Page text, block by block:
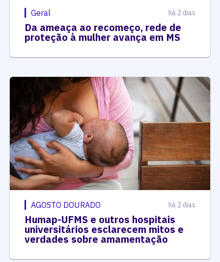
Geral há 2 dias
Da ameaça ao recomeço, rede de
proteção à mulher avança em MS
AGOSTO DOURADO há 2 dias
Humap-UFMS e outros hospitais
universitários esclarecem mitos e
verdades sobre amamentação